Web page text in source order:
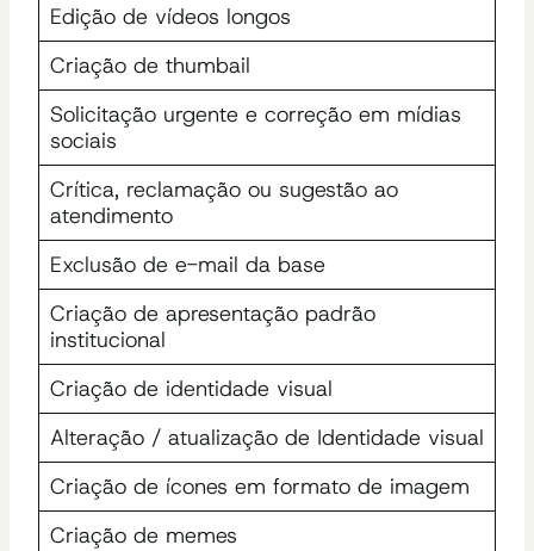
Edição de vídeos longos
Criação de thumbail
Solicitação urgente e correção em mídias
sociais
Crítica, reclamação ou sugestão ao
atendimento
Exclusão de e-mail da base
Criação de apresentação padrão
institucional
Criação de identidade visual
Alteração / atualização de Identidade visual
Criação de ícones em formato de imagem
Criação de memes